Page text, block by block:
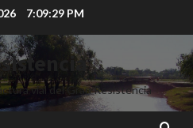
7:09:29 PM
vial del Gran Resistencia